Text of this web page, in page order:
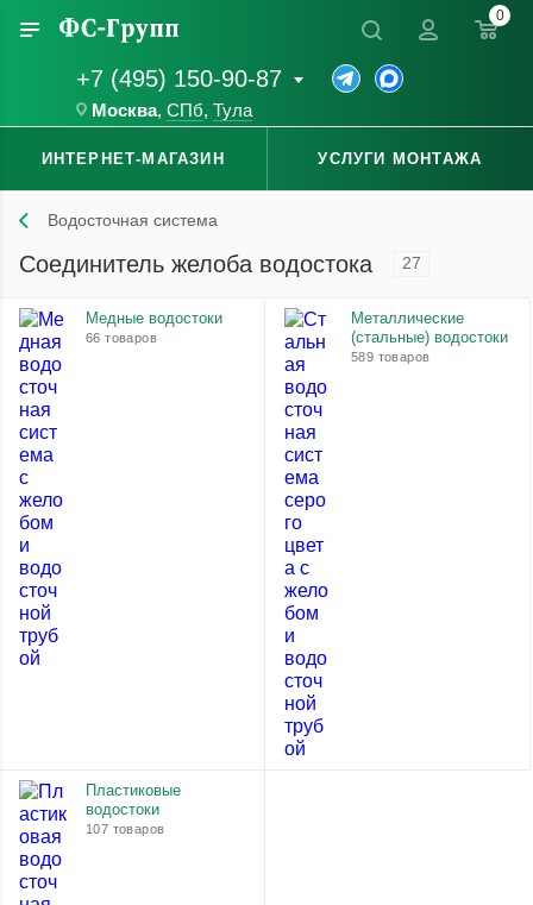
+7 (495) 150-90-87
Москва, СПб, Тула
0
ИНТЕРНЕТ-МАГАЗИН УСЛУГИ МОНТАЖА
Водосточная система
Соединитель желоба водостока 27
Медные водостоки
66 товаров
Металлические
(стальные) водостоки
589 товаров
Пластиковые
водостоки
107 товаров